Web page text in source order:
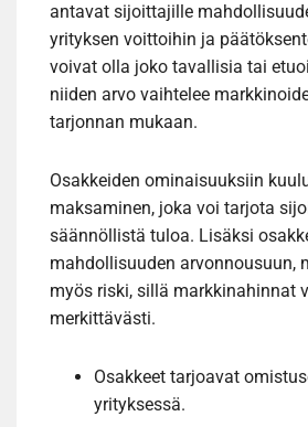
antavat sijoittajille
yrityksen voittoihin ja
voivat olla joko tavallisia tai
niiden arvo vaihtelee
tarjonnan mukaan.
Osakkeiden ominaisuuksiin
maksaminen, joka voi tarjota
säännöllistä tuloa. Lisäksi
mahdollisuuden arvonnousuun,
myös riski, sillä markkinahinnat
merkittävästi.
Osakkeet tarjoavat
yrityksessä.